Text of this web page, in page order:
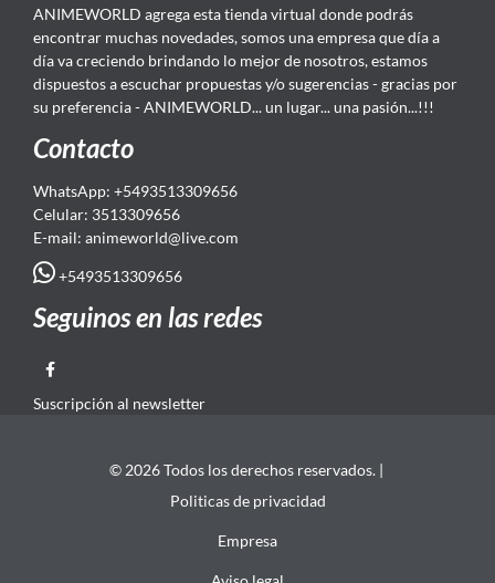
ANIMEWORLD agrega esta tienda virtual donde podrás
encontrar muchas novedades, somos una empresa que día a
día va creciendo brindando lo mejor de nosotros, estamos
dispuestos a escuchar propuestas y/o sugerencias - gracias por
su preferencia - ANIMEWORLD... un lugar... una pasión...!!!
Contacto
WhatsApp: +5493513309656
Celular: 3513309656
E-mail: animeworld@live.com
+5493513309656
Seguinos en las redes
Suscripción al newsletter
© 2026 Todos los derechos reservados. |
Politicas de privacidad
Empresa